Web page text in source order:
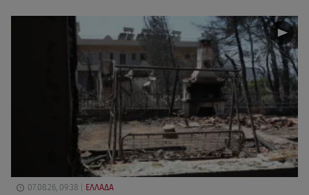
07.08.26, 09:38 ΕΛΛΑΔΑ